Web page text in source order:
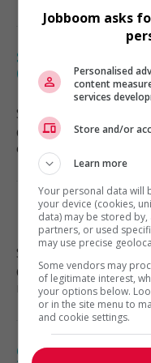
Stagiaire en génie
(amélioration
Saint-Gédéon-de-
Génie,
et techniques
Saint-Gédéon-de-
Construction,
manutention
Opérateur(trice)
Jobboom asks
Personalised
content
services
Store and/or
Learn more
Your personal data will
your device (cookies,
data) may be stored
partners, or used
may use precise
Some vendors may
of legitimate interest,
your options below.
or in the site menu to
and cookie settings.